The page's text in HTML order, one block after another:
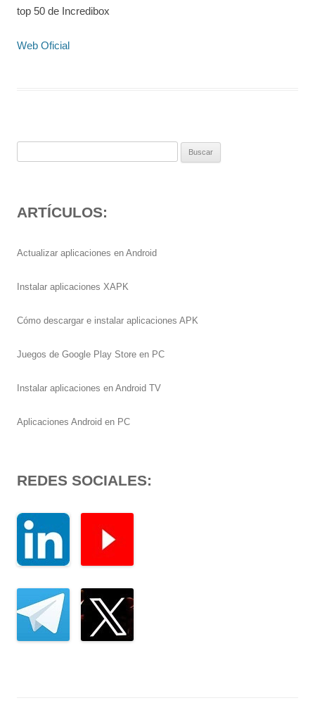
top 50 de Incredibox
Web Oficial
ARTÍCULOS:
Actualizar aplicaciones en Android
Instalar aplicaciones XAPK
Cómo descargar e instalar aplicaciones APK
Juegos de Google Play Store en PC
Instalar aplicaciones en Android TV
Aplicaciones Android en PC
REDES SOCIALES: